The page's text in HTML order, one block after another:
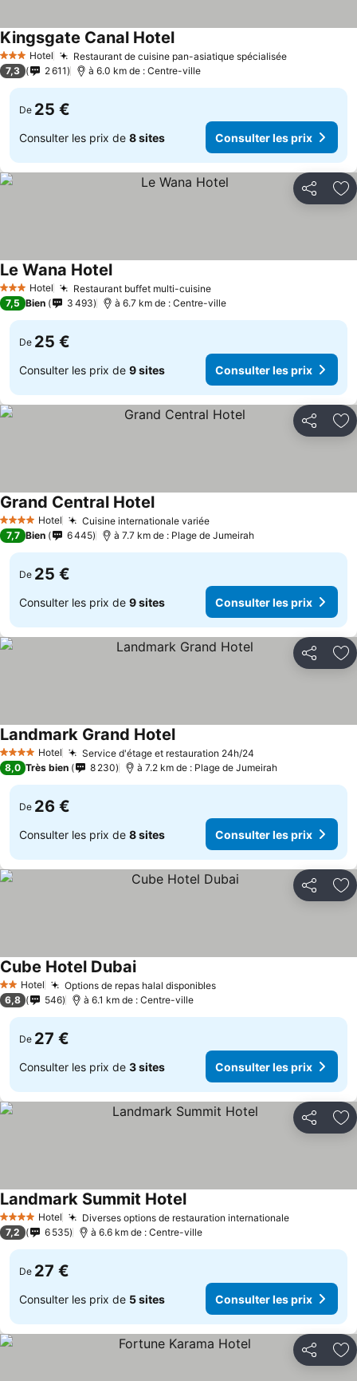
3 ÉtoilesHotel Restaurant de cuisine pan-asiatique spécialiséeConsulter
Kingsgate Canal HotelConsulter les prix
7,3 2 611 à 6.0 km de : Centre-ville
De 25 €
Consulter les prix de 8 sites Consulter les prix
Partager
3 ÉtoilesHotel Restaurant buffet multi-cuisineConsulter les prix
Le Wana HotelConsulter les prix
7,5 Bien 3 493 à 6.7 km de : Centre-ville
De 25 €
Consulter les prix de 9 sites Consulter les prix
Partager
4 Étoiles Hotel Cuisine internationale variéeConsulter les prix
Grand Central HotelConsulter les prix
7,7 Bien 6 445 à 7.7 km de : Plage de Jumeirah
De 25 €
Consulter les prix de 9 sites Consulter les prix
Partager
4 Étoiles Hotel Service d'étage et restauration 24h/24
Landmark Grand HotelConsulter les prix
8,0 Très bien 8 230 à 7.2 km de : Plage de Jumeirah
De 26 €
Consulter les prix de 8 sites Consulter les prix
Partager
2 Étoiles
Hotel Options de repas halal disponiblesConsulter les prix
Cube Hotel DubaiConsulter les prix
6,8 546 à 6.1 km de : Centre-ville
De 27 €
Consulter les prix de 3 sites Consulter les prix
Partager
4 Étoiles Hotel Diverses options de restauration internationaleConsulter
Landmark Summit HotelConsulter les prix
7,2 6 535 à 6.6 km de : Centre-ville
De 27 €
Consulter les prix de 5 sites Consulter les prix
Partager